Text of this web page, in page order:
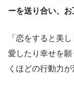
ーを送り合い、お
「恋をすると美
愛したり幸せを
くほどの行動力が